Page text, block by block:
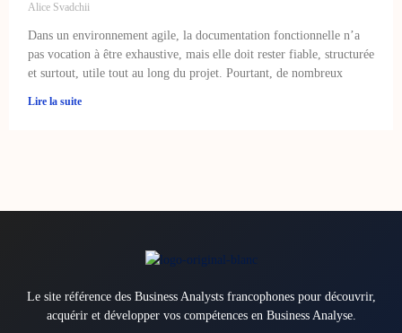
Alice Svadchii
Dans un environnement agile, la documentation fonctionnelle n’a
pas vocation à être exhaustive, mais elle doit rester fiable, structurée
et surtout, utile tout au long du projet. Pourtant, de nombreux
Lire la suite
Le site référence des Business Analysts francophones pour découvrir,
acquérir et développer vos compétences en Business Analyse.